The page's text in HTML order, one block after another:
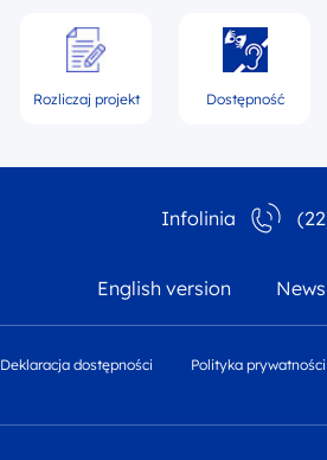
Rozliczaj projekt Dostępność
Infolinia
English version
Deklaracja dostępności Polityka prywatności